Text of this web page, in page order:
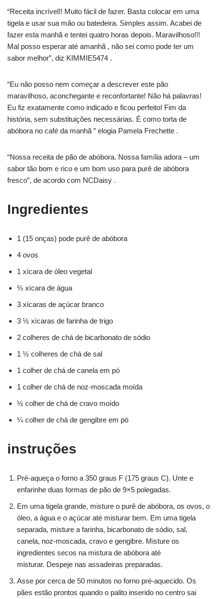
“Receita incrível!! Muito fácil de fazer. Basta colocar em uma
tigela e usar sua mão ou batedeira. Simples assim. Acabei de
fazer esta manhã e tentei quatro horas depois. Maravilhoso!!!
Mal posso esperar até amanhã , não sei como pode ter um
sabor melhor”, diz KIMMIE5474 .
“Eu não posso nem começar a descrever este pão
maravilhoso, aconchegante e reconfortante! Não há palavras!
Eu fiz exatamente como indicado e ficou perfeito! Fim da
história, sem substituições necessárias. É como torta de
abóbora no café da manhã ” elogia Pamela Frechette .
“Nossa receita de pão de abóbora. Nossa família adora – um
sabor tão bom e rico e um bom uso para purê de abóbora
fresco”, de acordo com NCDaisy .
Ingredientes
1 (15 onças) pode purê de abóbora
4 ovos
1 xícara de óleo vegetal
⅔ xícara de água
3 xícaras de açúcar branco
3 ½ xícaras de farinha de trigo
2 colheres de chá de bicarbonato de sódio
1 ½ colheres de chá de sal
1 colher de chá de canela em pó
1 colher de chá de noz-moscada moída
½ colher de chá de cravo moído
¼ colher de chá de gengibre em pó
instruções
Pré-aqueça o forno a 350 graus F (175 graus C). Unte e
enfarinhe duas formas de pão de 9×5 polegadas.
Em uma tigela grande, misture o purê de abóbora, os ovos, o
óleo, a água e o açúcar até misturar bem. Em uma tigela
separada, misture a farinha, bicarbonato de sódio, sal,
canela, noz-moscada, cravo e gengibre. Misture os
ingredientes secos na mistura de abóbora até
misturar. Despeje nas assadeiras preparadas.
Asse por cerca de 50 minutos no forno pré-aquecido. Os
pães estão prontos quando o palito inserido no centro sai